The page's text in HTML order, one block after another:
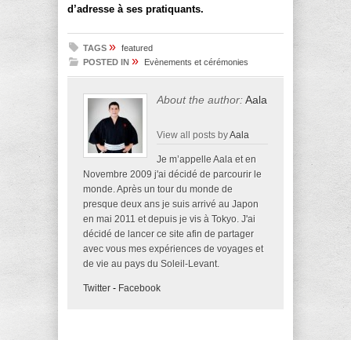
d’adresse à ses pratiquants.
TAGS » featured
POSTED IN » Evènements et cérémonies
About the author:Aala
View all posts byAala
Je m’appelle Aala et en
Novembre 2009 j'ai décidé de parcourir le
monde. Après un tour du monde de
presque deux ans je suis arrivé au Japon
en mai 2011 et depuis je vis à Tokyo. J'ai
décidé de lancer ce site afin de partager
avec vous mes expériences de voyages et
de vie au pays du Soleil-Levant.
Twitter - Facebook